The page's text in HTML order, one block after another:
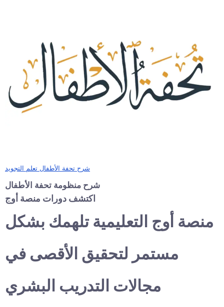
شرح تحفة الأطفال تعلم التجويد
شرح منظومة تحفة الأطفال
اكتشف دورات منصة أوج
منصة أوج التعليمية تلهمك بشكل
مستمر لتحقيق الأقصى في
مجالات التدريب البشري